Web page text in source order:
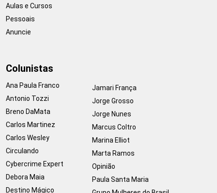
Aulas e Cursos
Pessoais
Anuncie
Colunistas
Ana Paula Franco
Antonio Tozzi
Breno DaMata
Carlos Martinez
Carlos Wesley
Circulando
Cybercrime Expert
Debora Maia
Destino Mágico
Jamari França
Jorge Grosso
Jorge Nunes
Marcus Coltro
Marina Elliot
Marta Ramos
Opinião
Paula Santa Maria